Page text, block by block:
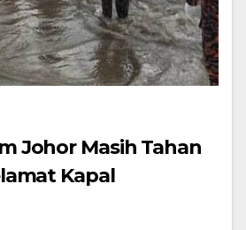
Johor Masih Tahan
Kapal